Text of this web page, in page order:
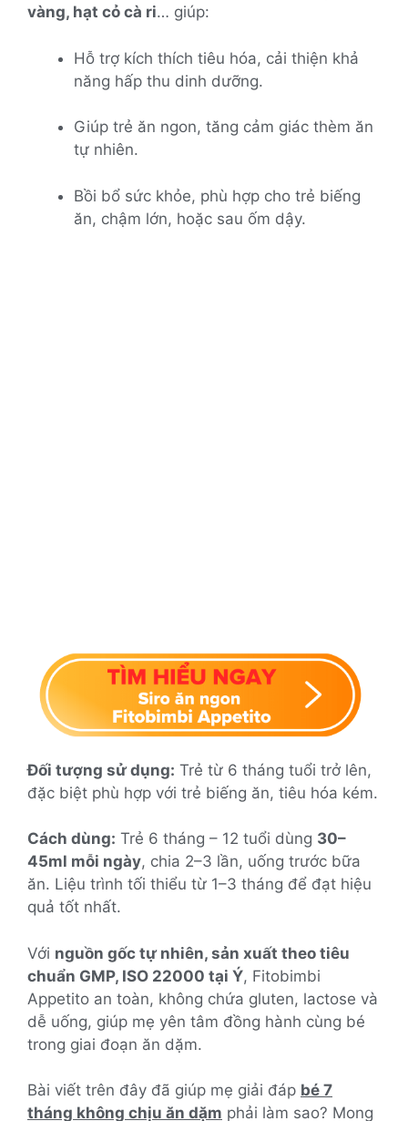
vàng, hạt cỏ cà ri… giúp:
Hỗ trợ kích thích tiêu hóa, cải thiện khả
năng hấp thu dinh dưỡng.
Giúp trẻ ăn ngon, tăng cảm giác thèm ăn
tự nhiên.
Bồi bổ sức khỏe, phù hợp cho trẻ biếng
ăn, chậm lớn, hoặc sau ốm dậy.
Đối tượng sử dụng: Trẻ từ 6 tháng tuổi trở lên,
đặc biệt phù hợp với trẻ biếng ăn, tiêu hóa kém.
Cách dùng: Trẻ 6 tháng – 12 tuổi dùng 30–
45ml mỗi ngày, chia 2–3 lần, uống trước bữa
ăn. Liệu trình tối thiểu từ 1–3 tháng để đạt hiệu
quả tốt nhất.
Với nguồn gốc tự nhiên, sản xuất theo tiêu
chuẩn GMP, ISO 22000 tại Ý, Fitobimbi
Appetito an toàn, không chứa gluten, lactose và
dễ uống, giúp mẹ yên tâm đồng hành cùng bé
trong giai đoạn ăn dặm.
Bài viết trên đây đã giúp mẹ giải đáp bé 7
tháng không chịu ăn dặm phải làm sao? Mong